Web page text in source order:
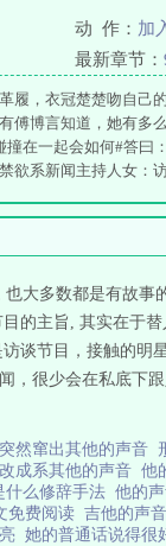
动 作： 加
最新章节：
履，衣冠楚楚吻自己
傅博言知道，她有多
在一起会如何#答
欲系新闻主持人女：
喜欢你》求收藏，么
大多数都是有故
的主旨, 其实在于
谈节目，接触的
很少会在私底下
然窜出其他的声音
成系其他的声音 他
什么修辞手法 他的
免费阅读 吉他的声
她的普通话说得很